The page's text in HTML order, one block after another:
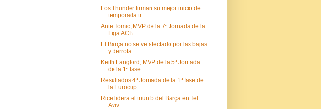
Los Thunder firman su mejor inicio de
temporada tr...
Ante Tomic, MVP de la 7ª Jornada de la
Liga ACB
El Barça no se ve afectado por las bajas
y derrota...
Keith Langford, MVP de la 5ª Jornada
de la 1ª fase...
Resultados 4ª Jornada de la 1ª fase de
la Eurocup
Rice lidera el triunfo del Barça en Tel
Aviv